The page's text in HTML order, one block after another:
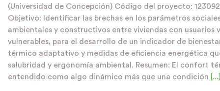
(Universidad de Concepción) Código del proyecto:
Objetivo: Identificar las brechas en los parámetros
ambientales y constructivos entre viviendas con usuarios
vulnerables, para el desarrollo de un indicador de
térmico adaptativo y medidas de eficiencia energética
salubridad y ergonomía ambiental. Resumen: El confort
entendido como algo dinámico más que una condición